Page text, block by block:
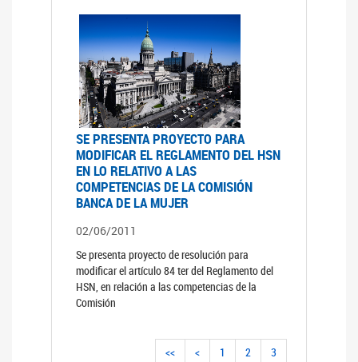
SE PRESENTA PROYECTO PARA
MODIFICAR EL REGLAMENTO DEL HSN
EN LO RELATIVO A LAS
COMPETENCIAS DE LA COMISIÓN
BANCA DE LA MUJER
02/06/2011
Se presenta proyecto de resolución para
modificar el artículo 84 ter del Reglamento del
HSN, en relación a las competencias de la
Comisión
<< < 1 2
3